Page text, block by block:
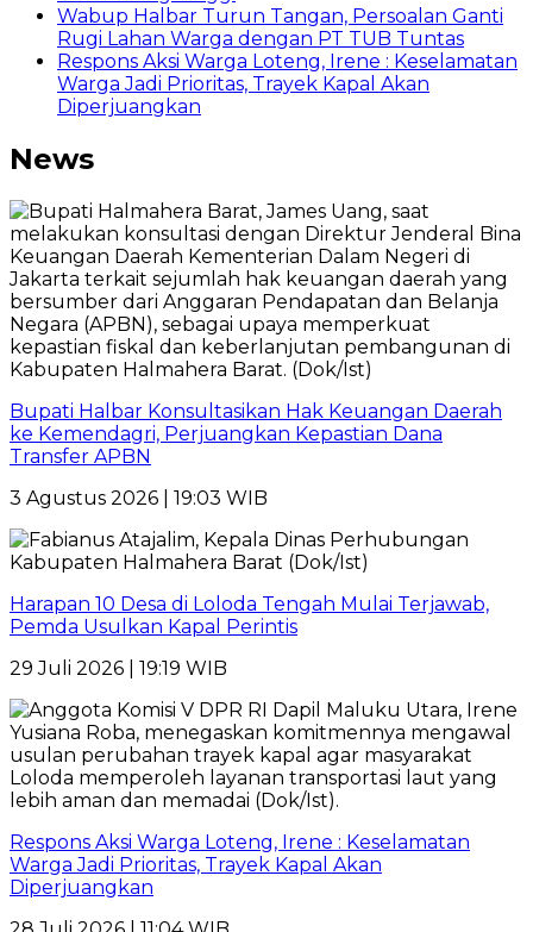
Wabup Halbar Turun Tangan, Persoalan Ganti
Rugi Lahan Warga dengan PT TUB Tuntas
Respons Aksi Warga Loteng, Irene : Keselamatan
Warga Jadi Prioritas, Trayek Kapal Akan
Diperjuangkan
News
Bupati Halbar Konsultasikan Hak Keuangan Daerah
ke Kemendagri, Perjuangkan Kepastian Dana
Transfer APBN
3 Agustus 2026 | 19:03 WIB
Harapan 10 Desa di Loloda Tengah Mulai Terjawab,
Pemda Usulkan Kapal Perintis
29 Juli 2026 | 19:19 WIB
Respons Aksi Warga Loteng, Irene : Keselamatan
Warga Jadi Prioritas, Trayek Kapal Akan
Diperjuangkan